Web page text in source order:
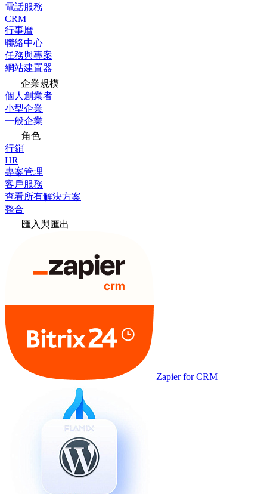
電話服務
CRM
行事曆
聯絡中心
任務與專案
網站建置器
企業規模
個人創業者
小型企業
一般企業
角色
行銷
HR
專案管理
客戶服務
查看所有解決方案
整合
匯入與匯出
Zapier for CRM